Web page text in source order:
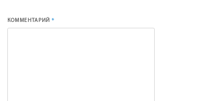
КОММЕНТАРИЙ*